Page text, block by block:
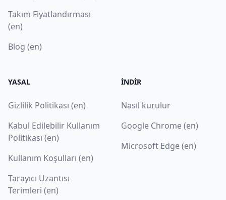
Takım Fiyatlandırması
(en)
Blog (en)
YASAL
Gizlilik Politikası (en)
Kabul Edilebilir Kullanım
Politikası (en)
Kullanım Koşulları (en)
Tarayıcı Uzantısı
Terimleri (en)
İNDIR
Nasıl kurulur
Google Chrome (en)
Microsoft Edge (en)